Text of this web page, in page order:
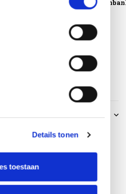
Details tonen
toestaan
Dallas
antraciet
€169,00
Incl. btw